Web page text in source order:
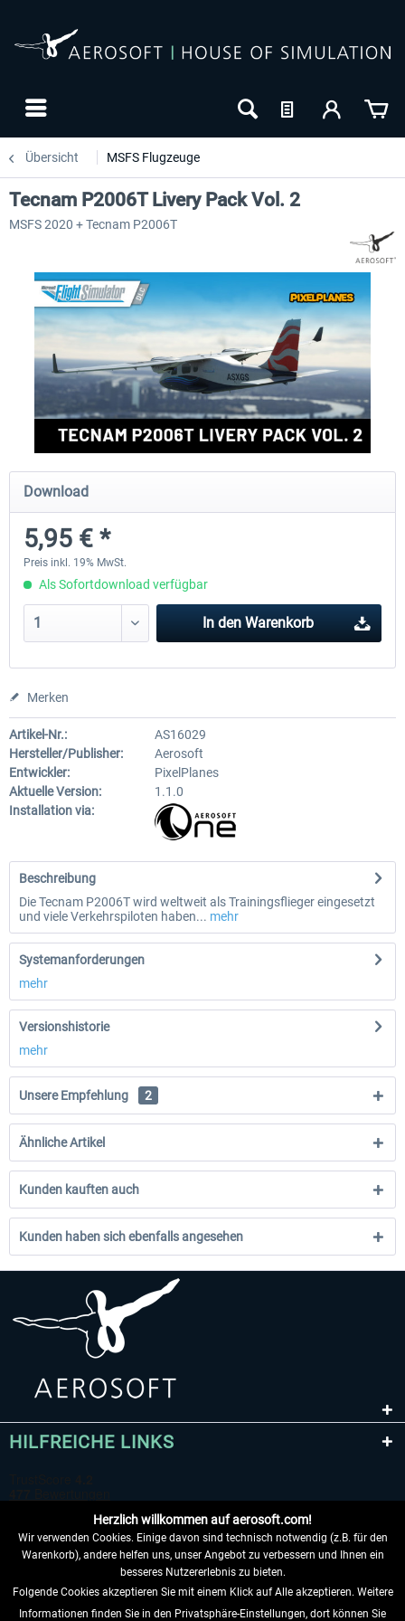
Übersicht MSFS Flugzeuge
FlightSim Studio - E-Jets 170/175
39,95 € *
Aerosoft Aircraft A340-
Tecnam P2006T Livery Pack Vol. 2
MSFS 2020 + Tecnam P2006T
Download
5,95 € *
Preis inkl. 19% MwSt.
Als Sofortdownload verfügbar
In den Warenkorb
Merken
Artikel-Nr.:
AS16029
Hersteller/Publisher:
Aerosoft
Entwickler:
PixelPlanes
Aktuelle Version:
1.1.0
Installation via:
Beschreibung
Die Tecnam P2006T wird weltweit als Trainingsflieger eingesetzt
und viele Verkehrspiloten haben... mehr
Systemanforderungen
mehr
Versionshistorie
mehr
Unsere Empfehlung 2
Ähnliche Artikel
Kunden kauften auch
Kunden haben sich ebenfalls angesehen
HILFREICHE LINKS
VERTRAG WIDERRUFEN
Herzlich willkommen auf aerosoft.com!
Wir verwenden Cookies. Einige davon sind technisch notwendig (z.B. für den
Warenkorb), andere helfen uns, unser Angebot zu verbessern und Ihnen ein
besseres Nutzererlebnis zu bieten.
Folgende Cookies akzeptieren Sie mit einem Klick auf Alle akzeptieren. Weitere
Informationen finden Sie in den Privatsphäre-Einstellungen, dort können Sie